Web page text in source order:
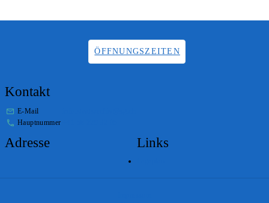
ÖFFNUNGSZEITEN
Kontakt
E-Mail
Hauptnummer
Adresse Links